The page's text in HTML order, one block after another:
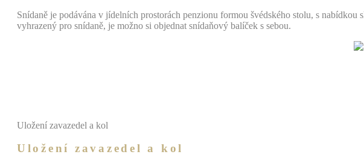
Snídaně je podávána v jídelních prostorách penzionu formou švédského stolu, s
vyhrazený pro snídaně, je možno si objednat snídaňový balíček s sebou.
Uložení zavazedel a kol
Uložení zavazedel a kol